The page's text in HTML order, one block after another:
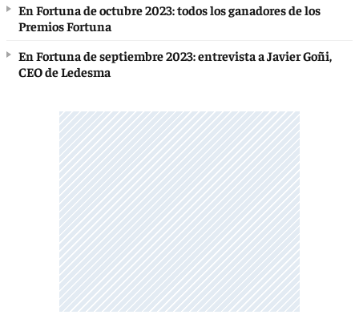
En Fortuna de octubre 2023: todos los ganadores de los
Premios Fortuna
En Fortuna de septiembre 2023: entrevista a Javier Goñi,
CEO de Ledesma